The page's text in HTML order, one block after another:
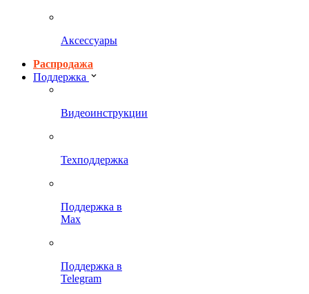
Аксессуары
Распродажа
Поддержка
Видеоинструкции
Техподдержка
Поддержка в
Max
Поддержка в
Telegram